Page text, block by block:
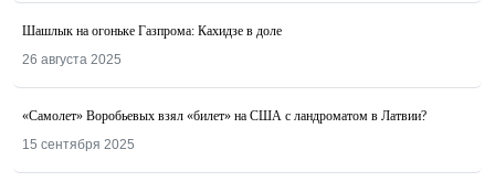
Шашлык на огоньке Газпрома: Кахидзе в доле
26 августа 2025
«Самолет» Воробьевых взял «билет» на США с ландроматом в Латвии?
15 сентября 2025